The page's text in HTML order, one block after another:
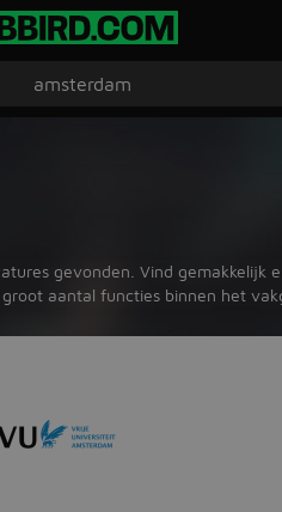
gevonden. Vind
aantal functies binnen het